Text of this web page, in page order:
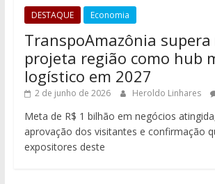
DESTAQUE Economia
TranspoAmazônia
projeta região como hub
logístico em 2027
2 de junho de 2026 Heroldo Linhares
Meta de R$ 1 bilhão em negócios
aprovação dos visitantes e confirmação
expositores deste